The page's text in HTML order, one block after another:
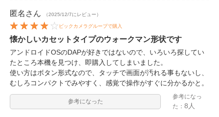
匿名 さん （2025/12/7にレビュー）
ビックカメラグループで購入
懐かしいカセットタイプのウォークマン形状です
アンドロイドOSのDAPが好きではないので、いろいろ探してい
たところ本機を見つけ、即購入してしまいました。
使い方はボタン形式なので、タッチで画面が汚れる事もないし、
むしろコンパクトでみやすく、感覚で操作がすぐに分かるかと。
参考になった
参考になっ
た：8人